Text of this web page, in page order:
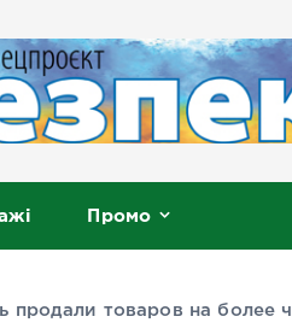
Промо
товаров на более